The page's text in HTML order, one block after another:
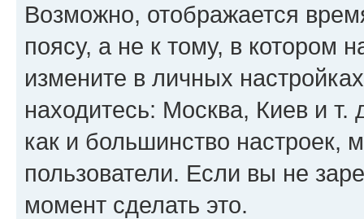
Возможно, отображается
поясу, а не к тому, в котором
измените в личных
находитесь: Москва, Киев и т.
как и большинство настроек,
пользователи. Если вы не
момент сделать это.